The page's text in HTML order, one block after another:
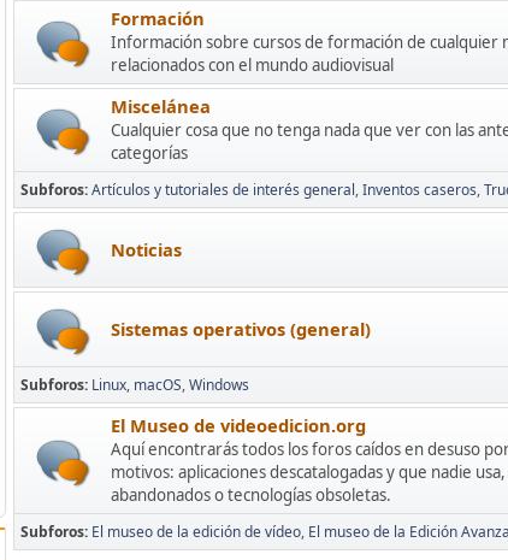
Formación
Información sobre cursos de formación de cualquier
relacionados con el mundo audiovisual
Miscelánea
Cualquier cosa que no tenga nada que ver con las
categorías
Subforos Artículos y tutoriales de interés general Inventos caseros
Noticias
Sistemas operativos (general)
Subforos Linux macOS Windows
El Museo de videoedicion.org
Aquí encontrarás todos los foros caídos en desuso
motivos: aplicaciones descatalogadas y que nadie
abandonados o tecnologías obsoletas.
Subforos El museo de la edición de vídeo El museo de la Edición